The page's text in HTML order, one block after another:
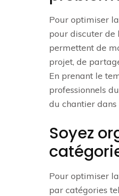
Pour optimiser
pour discuter de
permettent de
projet, de
En prenant le
professionnels
du chantier dans
Soyez
Pour optimiser
par catégories